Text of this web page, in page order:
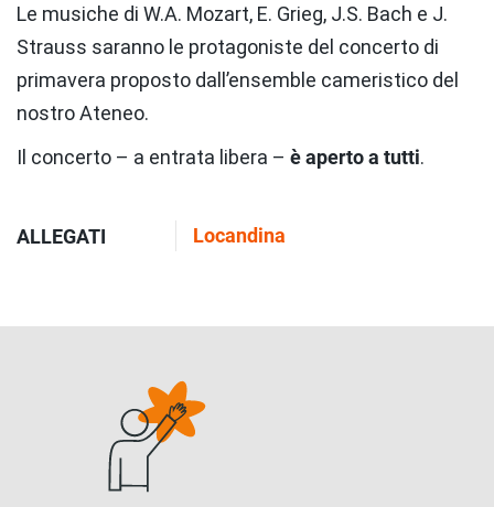
Le musiche di W.A. Mozart, E. Grieg, J.S. Bach e J.
Strauss saranno le protagoniste del concerto di
primavera proposto dall’ensemble cameristico del
nostro Ateneo.
Il concerto – a entrata libera – è aperto a tutti.
ALLEGATI Locandina